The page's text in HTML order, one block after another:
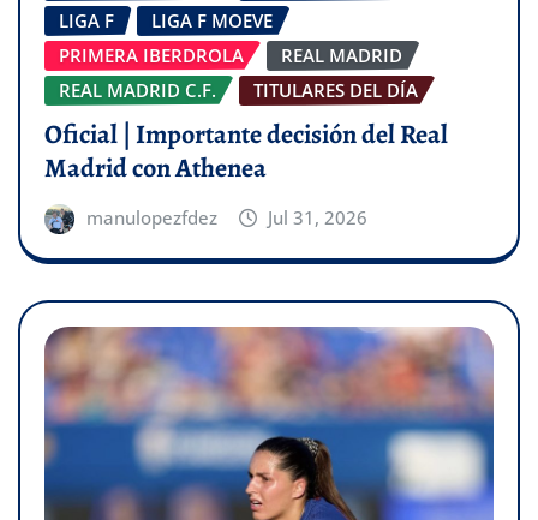
LIGA F
LIGA F MOEVE
PRIMERA IBERDROLA
REAL MADRID
REAL MADRID C.F.
TITULARES DEL DÍA
Oficial | Importante decisión del Real
Madrid con Athenea
manulopezfdez Jul 31, 2026